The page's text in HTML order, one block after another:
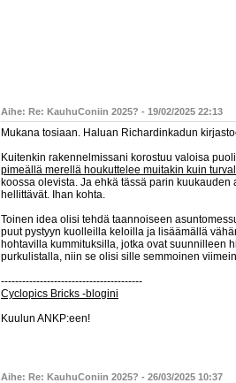
Aihe: Re: KauhuConiin 2025? - 19/02/2025 22:13
Mukana tosiaan. Haluan Richardinkadun
Kuitenkin rakennelmissani korostuu valoisa
pimeällä merellä houkuttelee muitakin kuin
koossa olevista. Ja ehkä tässä parin
hellittävät. Ihan kohta.
Toinen idea olisi tehdä taannoiseen
puut pystyyn kuolleilla keloilla ja lisäämällä
hohtavilla kummituksilla, jotka ovat suunnilleen
purkulistalla, niin se olisi sille semmoinen
----------------------------------------
Cyclopics Bricks -blogini
Kuulun ANKP:een!
Aihe: Re: KauhuConiin 2025? - 26/03/2025 10:37